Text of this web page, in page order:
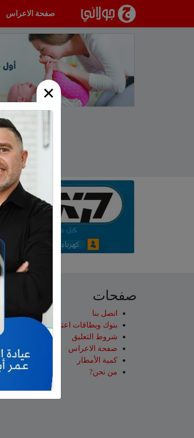
صفحة الاعراس
×
صفحات
اتصل بنا
بنوك وبطاقات اعتماد
شروط التعليق‎
صفحة الاعراس
كمية الأمطار
من نحن?